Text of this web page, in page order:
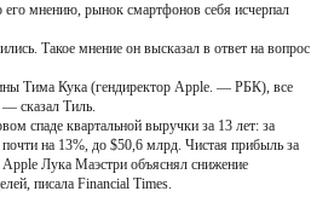
его мнению, рынок смартфонов себя исчерпал
Такое мнение он высказал в ответ на вопрос
Тима Кука (гендиректор Apple. — РБК), все
— сказал Тиль.
спаде квартальной выручки за 13 лет: за
на 13%, до $50,6 млрд. Чистая прибыль за
Лука Маэстри объяснял снижение
писала Financial Times.